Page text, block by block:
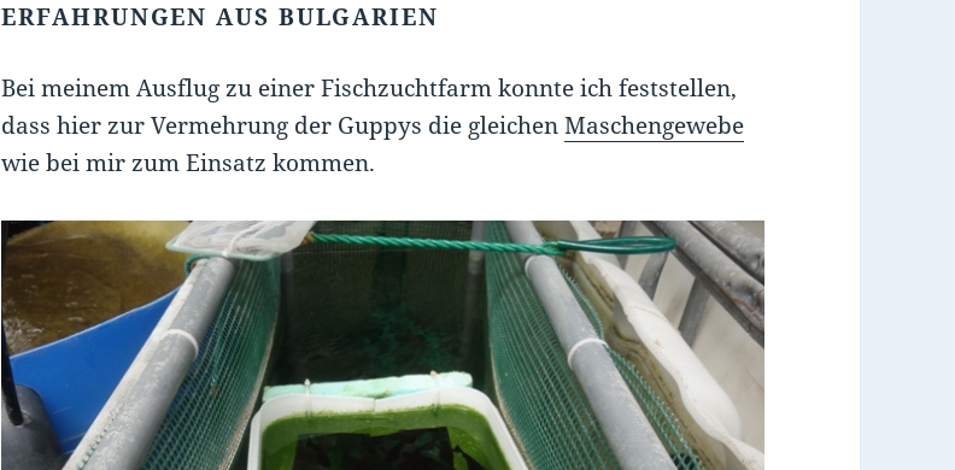
ERFAHRUNGEN AUS BULGARIEN
Bei meinem Ausflug zu einer Fischzuchtfarm konnte ich feststellen,
dass hier zur Vermehrung der Guppys die gleichenMaschengewebe
wie bei mir zum Einsatz kommen.